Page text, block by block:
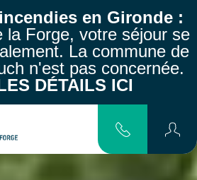
en Gironde :
la Forge, votre séjour se
La commune de
n'est pas concernée.
DÉTAILS ICI